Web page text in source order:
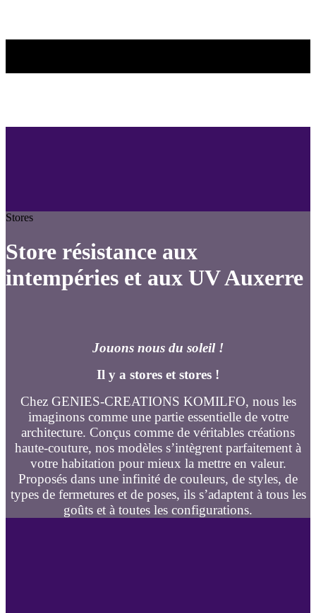
Stores
Store résistance aux
intempéries et aux UV Auxerre
Jouons nous du soleil !
Il y a stores et stores !
Chez GENIES-CREATIONS KOMILFO, nous les
imaginons comme une partie essentielle de votre
architecture. Conçus comme de véritables créations
haute-couture, nos modèles s’intègrent parfaitement à
votre habitation pour mieux la mettre en valeur.
Proposés dans une infinité de couleurs, de styles, de
types de fermetures et de poses, ils s’adaptent à tous les
goûts et à toutes les configurations.